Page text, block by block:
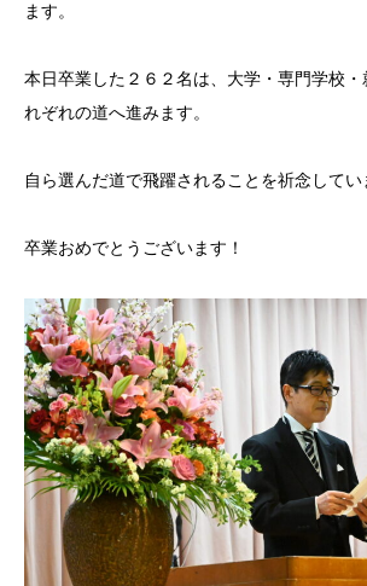
ます。
本日卒業した２６２名は、大学・専門学校
れぞれの道へ進みます。
自ら選んだ道で飛躍されることを祈念してい
卒業おめでとうございます！